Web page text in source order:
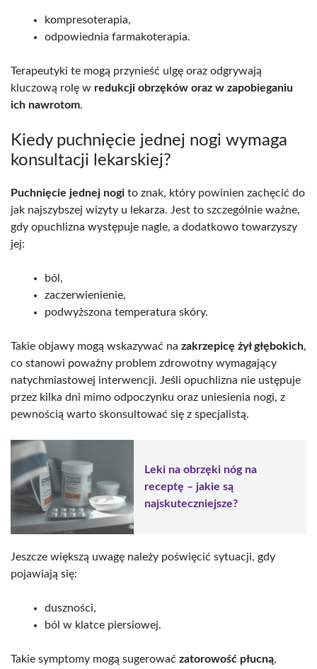
kompresoterapia,
odpowiednia farmakoterapia.
Terapeutyki te mogą przynieść ulgę oraz odgrywają
kluczową rolę w redukcji obrzęków oraz w zapobieganiu
ich nawrotom.
Kiedy puchnięcie jednej nogi wymaga
konsultacji lekarskiej?
Puchnięcie jednej nogi to znak, który powinien zachęcić do
jak najszybszej wizyty u lekarza. Jest to szczególnie ważne,
gdy opuchlizna występuje nagle, a dodatkowo towarzyszy
jej:
ból,
zaczerwienienie,
podwyższona temperatura skóry.
Takie objawy mogą wskazywać na zakrzepicę żył głębokich,
co stanowi poważny problem zdrowotny wymagający
natychmiastowej interwencji. Jeśli opuchlizna nie ustępuje
przez kilka dni mimo odpoczynku oraz uniesienia nogi, z
pewnością warto skonsultować się z specjalistą.
Leki na obrzęki nóg na
receptę – jakie są
najskuteczniejsze?
Jeszcze większą uwagę należy poświęcić sytuacji, gdy
pojawiają się:
duszności,
ból w klatce piersiowej.
Takie symptomy mogą sugerować zatorowość płucną,